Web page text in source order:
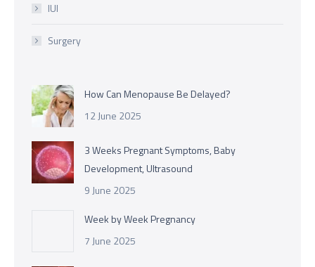
IUI
Surgery
How Can Menopause Be Delayed?
12 June 2025
3 Weeks Pregnant Symptoms, Baby
Development, Ultrasound
9 June 2025
Week by Week Pregnancy
7 June 2025